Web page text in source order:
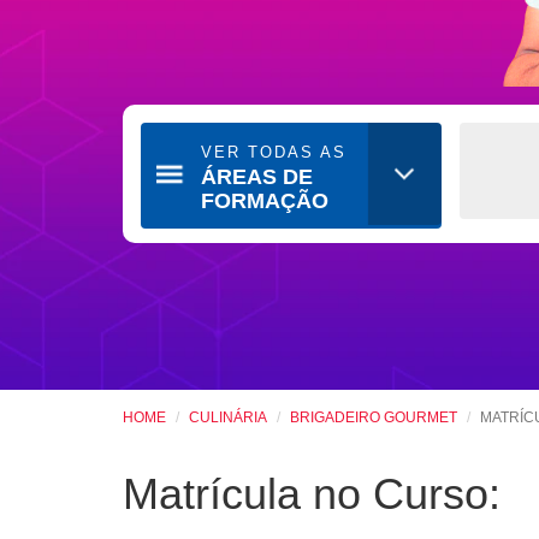
VER TODAS AS
ÁREAS DE
FORMAÇÃO
HOME CULINÁRIA BRIGADEIRO GOURMET
Matrícula no Curso: